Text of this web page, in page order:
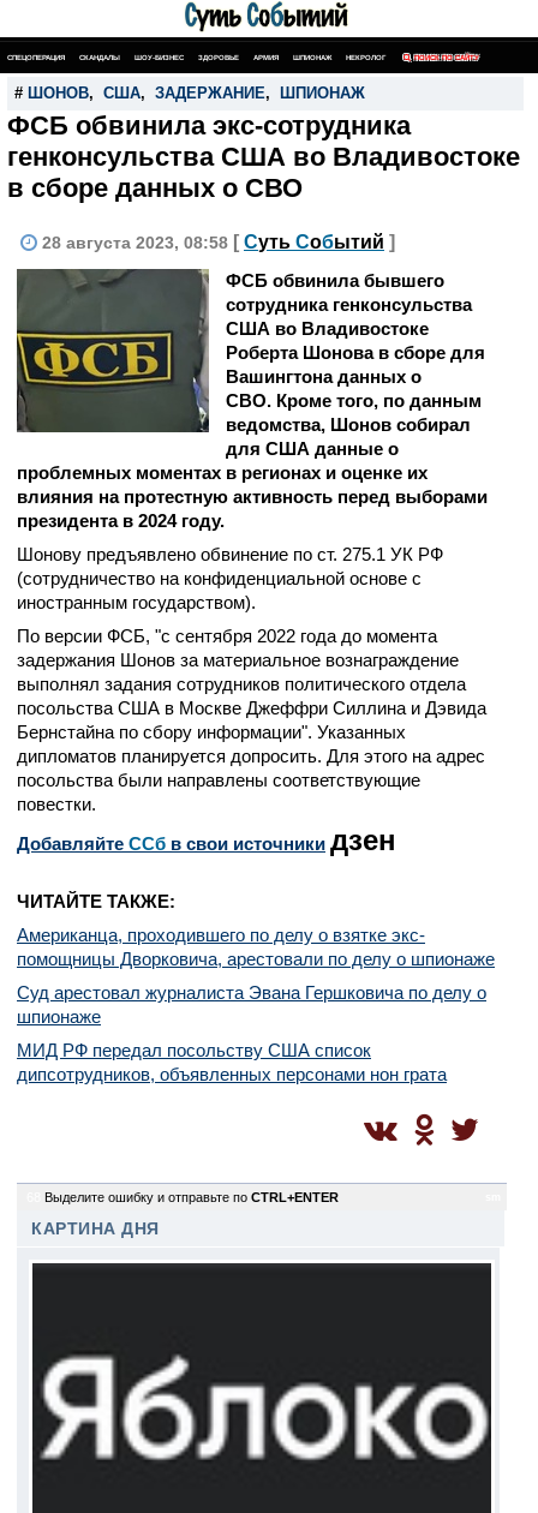
СПЕЦОПЕРАЦИЯ СКАНДАЛЫ ШОУ-БИЗНЕС ЗДОРОВЬЕ АРМИЯ ШПИОНАЖ НЕКРОЛОГ ПОИСК ПО САЙТУ
# ШОНОВ, США, ЗАДЕРЖАНИЕ, ШПИОНАЖ
ФСБ обвинила экс-сотрудника
генконсульства США во Владивостоке
в сборе данных о СВО
28 августа 2023, 08:58 [ Суть Событий ]
ФСБ обвинила бывшего
сотрудника генконсульства
США во Владивостоке
Роберта Шонова в сборе для
Вашингтона данных о
СВО. Кроме того, по данным
ведомства, Шонов собирал
для США данные о
проблемных моментах в регионах и оценке их
влияния на протестную активность перед выборами
президента в 2024 году.
Шонову предъявлено обвинение по ст. 275.1 УК РФ
(сотрудничество на конфиденциальной основе с
иностранным государством).
По версии ФСБ, "с сентября 2022 года до момента
задержания Шонов за материальное вознаграждение
выполнял задания сотрудников политического отдела
посольства США в Москве Джеффри Силлина и Дэвида
Бернстайна по сбору информации". Указанных
дипломатов планируется допросить. Для этого на адрес
посольства были направлены соответствующие
повестки.
Добавляйте CСб в свои источники дзен
ЧИТАЙТЕ ТАКЖЕ:
Американца, проходившего по делу о взятке экс-
помощницы Дворковича, арестовали по делу о шпионаже
Суд арестовал журналиста Эвана Гершковича по делу о
шпионаже
МИД РФ передал посольству США список
дипсотрудников, объявленных персонами нон грата
Выделите ошибку и отправьте по CTRL+ENTER
КАРТИНА ДНЯ